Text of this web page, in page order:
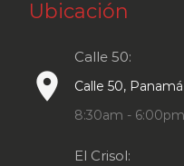
Ubicación
place
Calle 50:
Calle 50,
8:30am -
El Crisol: